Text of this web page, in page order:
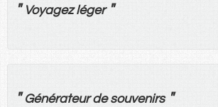
" Voyagez léger "
" Générateur de souvenirs "